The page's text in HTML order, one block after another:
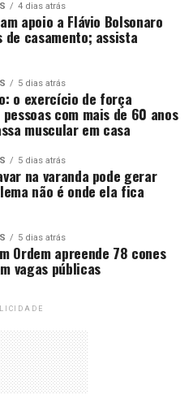
4 dias atrás
apoio a Flávio Bolsonaro
de casamento; assista
5 dias atrás
o exercício de força
com mais de 60 anos
muscular em casa
5 dias atrás
na varanda pode gerar
não é onde ela fica
5 dias atrás
Ordem apreende 78 cones
vagas públicas